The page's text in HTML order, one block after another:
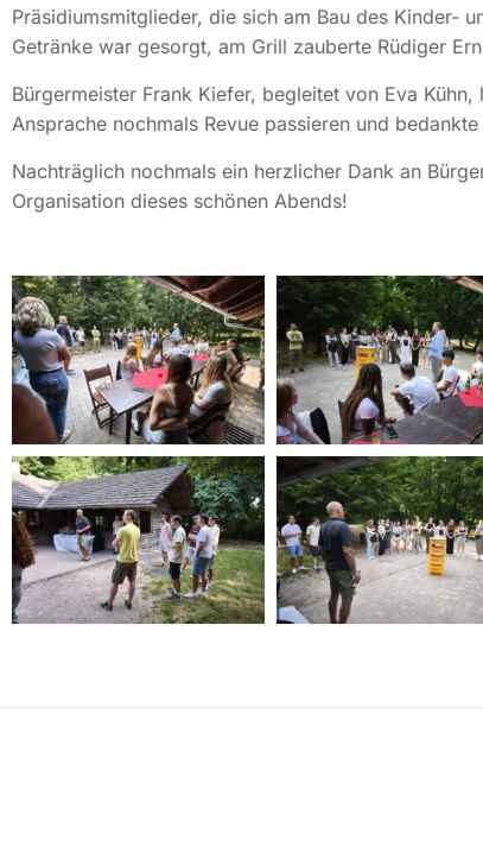
Präsidiumsmitglieder, die sich am Bau des Kinder-
Getränke war gesorgt, am Grill zauberte Rüdiger
Bürgermeister Frank Kiefer, begleitet von Eva
Ansprache nochmals Revue passieren und
Nachträglich nochmals ein herzlicher Dank an
Organisation dieses schönen Abends!